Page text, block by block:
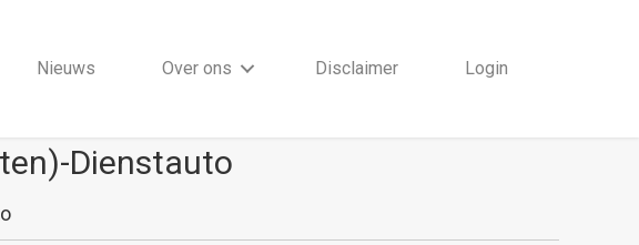
Nieuws Over ons Disclaimer Login
Dienstauto